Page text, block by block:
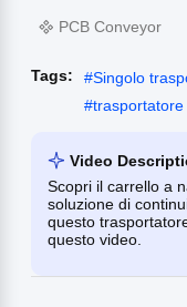
PCB Conveyor
Tags: #Singolo
#trasportatore
Video
Scopri il carrello a
soluzione di
questo
questo video.